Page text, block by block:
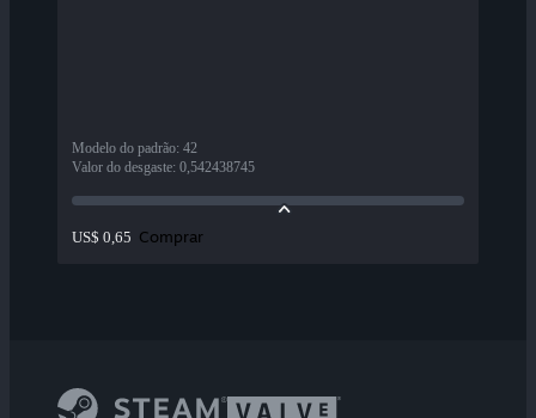
Modelo do padrão: 42
Valor do desgaste: 0,542438745
US$ 0,65 Comprar